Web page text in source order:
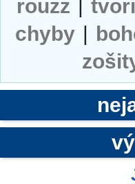
rouzz |
chyby |